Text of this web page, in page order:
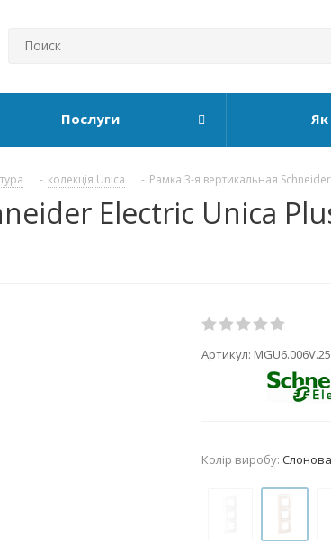
Послуги
- колекція Unica - Рамка 3-я вертикальная
Electric Unica
Артикул: MGU6.006V.25
Колір виробу: